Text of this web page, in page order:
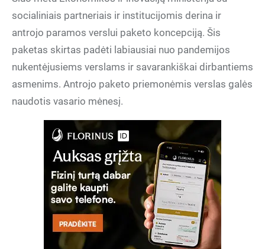
socialiniais partneriais ir institucijomis derina ir
antrojo paramos verslui paketo koncepciją. Šis
paketas skirtas padėti labiausiai nuo pandemijos
nukentėjusiems verslams ir savarankiškai dirbantiems
asmenims. Antrojo paketo priemonėmis verslas galės
naudotis vasario mėnesį.